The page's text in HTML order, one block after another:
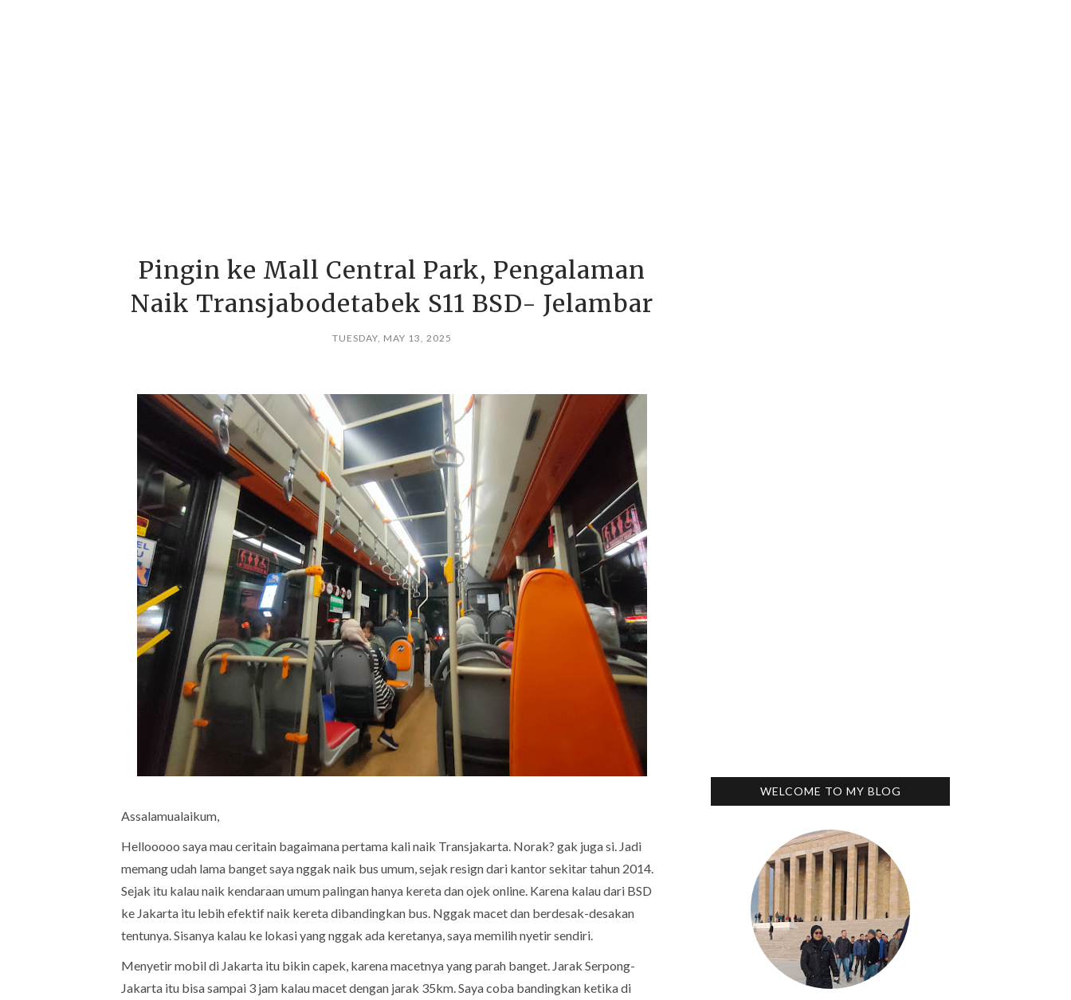
Pingin ke Mall Central Park, Pengalaman
Naik Transjabodetabek S11 BSD- Jelambar
TUESDAY, MAY 13, 2025
Assalamualaikum,
Hellooooo saya mau ceritain bagaimana pertama kali naik Transjakarta. Norak? gak juga si. Jadi
memang udah lama banget saya nggak naik bus umum, sejak resign dari kantor sekitar tahun 2014.
Sejak itu kalau naik kendaraan umum palingan hanya kereta dan ojek online. Karena kalau dari BSD
ke Jakarta itu lebih efektif naik kereta dibandingkan bus. Nggak macet dan berdesak-desakan
tentunya. Sisanya kalau ke lokasi yang nggak ada keretanya, saya memilih nyetir sendiri.
Menyetir mobil di Jakarta itu bikin capek, karena macetnya yang parah banget. Jarak Serpong-
Jakarta itu bisa sampai 3 jam kalau macet dengan jarak 35km. Saya coba bandingkan ketika di
WELCOME TO MY BLOG